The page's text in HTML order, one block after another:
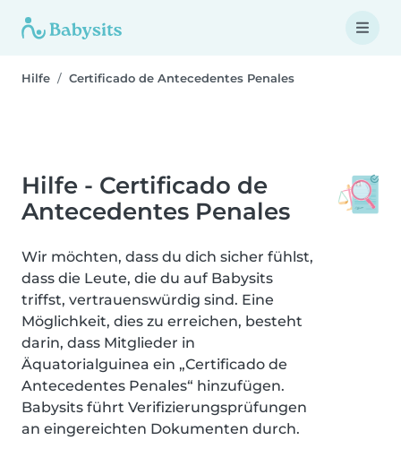
Hilfe Certificado de Antecedentes Penales
Hilfe - Certificado de
Antecedentes Penales
Wir möchten, dass du dich sicher fühlst,
dass die Leute, die du auf Babysits
triffst, vertrauenswürdig sind. Eine
Möglichkeit, dies zu erreichen, besteht
darin, dass Mitglieder in
Äquatorialguinea ein „Certificado de
Antecedentes Penales“ hinzufügen.
Babysits führt Verifizierungsprüfungen
an eingereichten Dokumenten durch.